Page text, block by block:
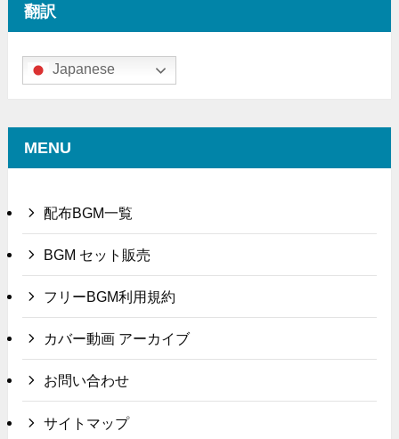
翻訳
Japanese
MENU
配布BGM一覧
BGM セット販売
フリーBGM利用規約
カバー動画 アーカイブ
お問い合わせ
サイトマップ